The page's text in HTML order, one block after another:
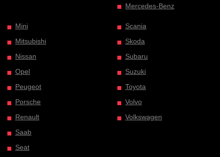
Mercedes-Benz
Mini
Mitsubishi
Nissan
Opel
Peugeot
Porsche
Renault
Saab
Seat
Scania
Skoda
Subaru
Suzuki
Toyota
Volvo
Volkswagen